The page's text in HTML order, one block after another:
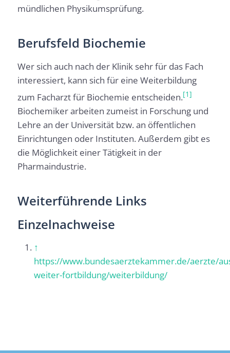
mündlichen Physikumsprüfung.
Berufsfeld Biochemie
Wer sich auch nach der Klinik sehr für das Fach
interessiert, kann sich für eine Weiterbildung
zum Facharzt für Biochemie entscheiden.[1]
Biochemiker arbeiten zumeist in Forschung und
Lehre an der Universität bzw. an öffentlichen
Einrichtungen oder Instituten. Außerdem gibt es
die Möglichkeit einer Tätigkeit in der
Pharmaindustrie.
Weiterführende Links
Einzelnachweise
↑
https://www.bundesaerztekammer.de/aerzte/
weiter-fortbildung/weiterbildung/